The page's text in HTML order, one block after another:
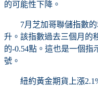
的可能性下降。
7月芝加哥聯儲指數的
升。該指數過去三個月的
的-0.54點。這也是一個
號。
紐約黃金期貨上漲